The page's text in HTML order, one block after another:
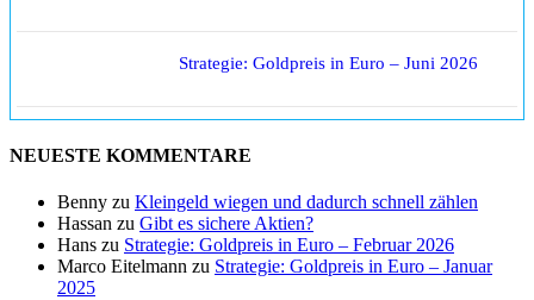
Strategie: Goldpreis in Euro – Juni 2026
NEUESTE KOMMENTARE
Benny zu Kleingeld wiegen und dadurch schnell zählen
Hassan zu Gibt es sichere Aktien?
Hans zu Strategie: Goldpreis in Euro – Februar 2026
Marco Eitelmann zu Strategie: Goldpreis in Euro – Januar
2025